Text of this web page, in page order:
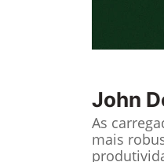
John
As
mais